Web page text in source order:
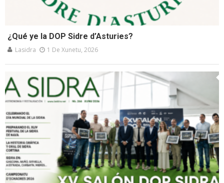
¿Qué ye la DOP Sidre d’Asturies?
Lasidra 1 De Xunetu, 2026